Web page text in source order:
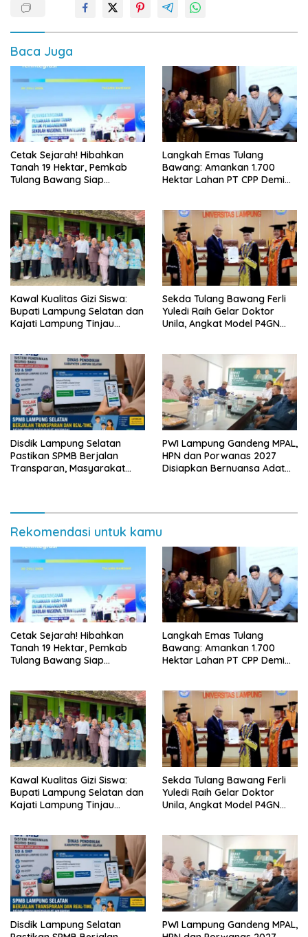
Baca Juga
Cetak Sejarah! Hibahkan
Tanah 19 Hektar, Pemkab
Tulang Bawang Siap
Lampung
Langkah Emas Tulang
Bawang: Amankan 1.700
Hektar Lahan PT CPP Demi
Kawal Kualitas Gizi Siswa:
Bupati Lampung Selatan dan
Kajati Lampung Tinjau
Sekda Tulang Bawang Ferli
Yuledi Raih Gelar Doktor
Unila, Angkat Model P4GN
Disdik Lampung Selatan
Pastikan SPMB Berjalan
Transparan, Masyarakat
PWI Lampung Gandeng MPAL,
HPN dan Porwanas 2027
Disiapkan Bernuansa Adat
Rekomendasi untuk kamu
Cetak Sejarah! Hibahkan
Tanah 19 Hektar, Pemkab
Tulang Bawang Siap
Lampung
Langkah Emas Tulang
Bawang: Amankan 1.700
Hektar Lahan PT CPP Demi
Kawal Kualitas Gizi Siswa:
Bupati Lampung Selatan dan
Kajati Lampung Tinjau
Sekda Tulang Bawang Ferli
Yuledi Raih Gelar Doktor
Unila, Angkat Model P4GN
Disdik Lampung Selatan
PWI Lampung Gandeng MPAL,